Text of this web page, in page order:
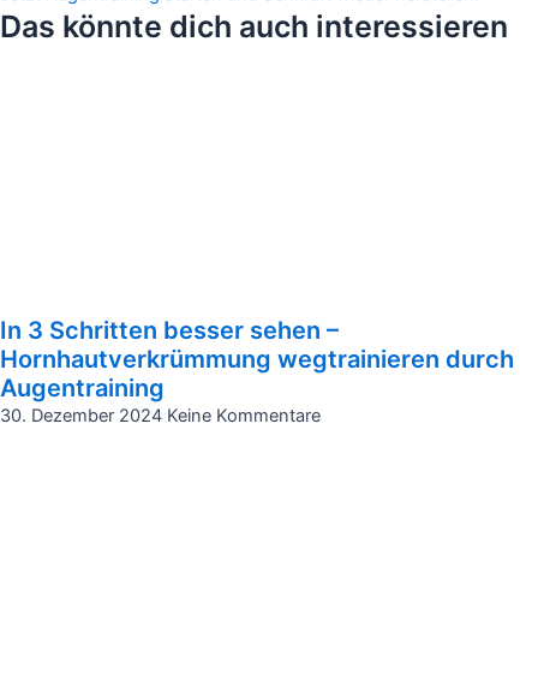
Das könnte dich auch interessieren
In 3 Schritten besser sehen –
Hornhautverkrümmung wegtrainieren durch
Augentraining
30. Dezember 2024 Keine Kommentare